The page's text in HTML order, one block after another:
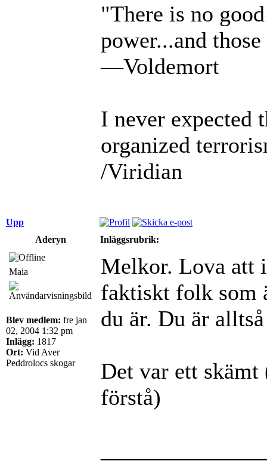
"There is no
power...and
—Voldemort
I never expected
organized
/Viridian
Upp
Aderyn
Inläggsrubrik:
Maia
Blev medlem: fre jan
02, 2004 1:32 pm
Inlägg: 1817
Ort: Vid Aver
Peddrolocs skogar
Melkor. Lova att
faktiskt folk som
du är. Du är
Det var ett
förstå)